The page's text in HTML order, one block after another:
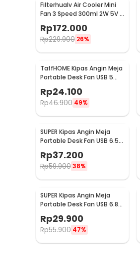
Filterhualv Air Cooler Mini
Fan 3 Speed 300ml 2W 5V -
Rp172.000
Rp229.900 26%
TaffHOME Kipas Angin Meja
Portable Desk Fan USB 5
Rp24.100
Rp46.900 49%
SUPER Kipas Angin Meja
Portable Desk Fan USB 6.5
Inch 4.5W - A8
Rp37.200
Rp59.900 38%
SUPER Kipas Angin Meja
Portable Desk Fan USB 6.8
Rp29.900
Rp55.900 47%